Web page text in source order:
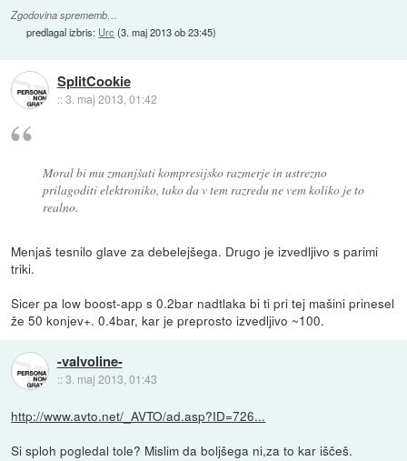
Zgodovina sprememb…
predlagal izbris: Urc (3. maj 2013 ob 23:45)
SplitCookie
::3. maj 2013, 01:42
Moral bi mu zmanjšati kompresijsko razmerje in ustrezno
prilagoditi elektroniko, tako da v tem razredu ne vem koliko je to
realno.
Menjaš tesnilo glave za debelejšega. Drugo je izvedljivo s parimi
triki.
Sicer pa low boost-app s 0.2bar nadtlaka bi ti pri tej mašini prinesel
že 50 konjev+. 0.4bar, kar je preprosto izvedljivo ~100.
-valvoline-
::3. maj 2013, 01:43
http://www.avto.net/_AVTO/ad.asp?ID=726...
Si sploh pogledal tole? Mislim da boljšega ni,za to kar iščeš.